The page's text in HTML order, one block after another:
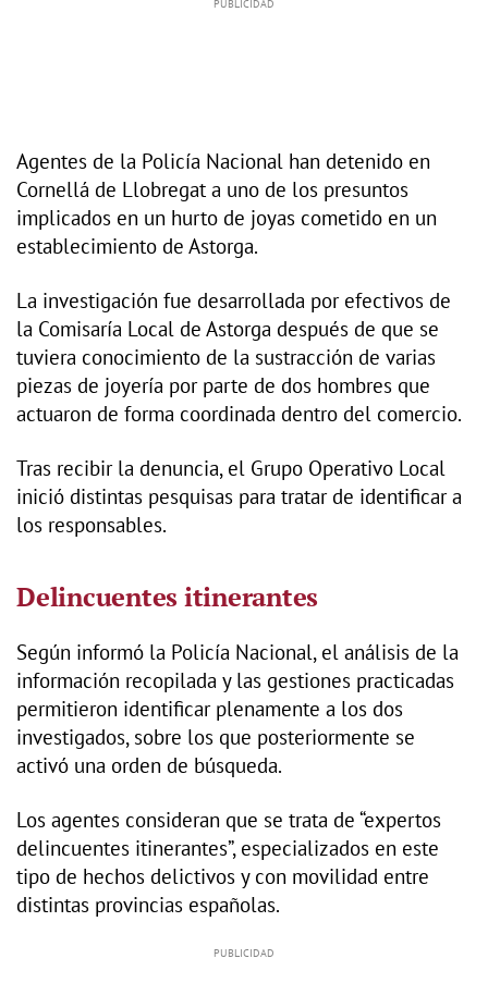
Agentes de la Policía Nacional han detenido en
Cornellá de Llobregat a uno de los presuntos
implicados en un hurto de joyas cometido en un
establecimiento de Astorga.
La investigación fue desarrollada por efectivos de
la Comisaría Local de Astorga después de que se
tuviera conocimiento de la sustracción de varias
piezas de joyería por parte de dos hombres que
actuaron de forma coordinada dentro del comercio.
Tras recibir la denuncia, el Grupo Operativo Local
inició distintas pesquisas para tratar de identificar a
los responsables.
Delincuentes itinerantes
Según informó la Policía Nacional, el análisis de la
información recopilada y las gestiones practicadas
permitieron identificar plenamente a los dos
investigados, sobre los que posteriormente se
activó una orden de búsqueda.
Los agentes consideran que se trata de “expertos
delincuentes itinerantes”, especializados en este
tipo de hechos delictivos y con movilidad entre
distintas provincias españolas.